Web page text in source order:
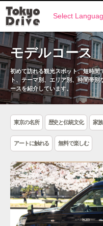
Select
モデルコース
初めて訪れる観光スポット、短時間
ト、テーマ別、エリア別、時間帯別
ースを紹介しています。
東京の名所 歴史と伝統文化 家
アートに触れる 無料で楽しむ